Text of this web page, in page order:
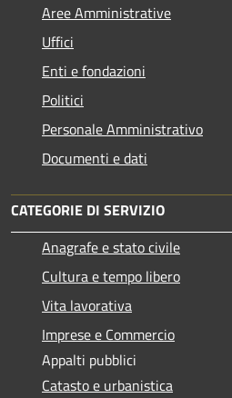
Aree Amministrative
Uffici
Enti e fondazioni
Politici
Personale Amministrativo
Documenti e dati
CATEGORIE DI SERVIZIO
Anagrafe e stato civile
Cultura e tempo libero
Vita lavorativa
Imprese e Commercio
Appalti pubblici
Catasto e urbanistica